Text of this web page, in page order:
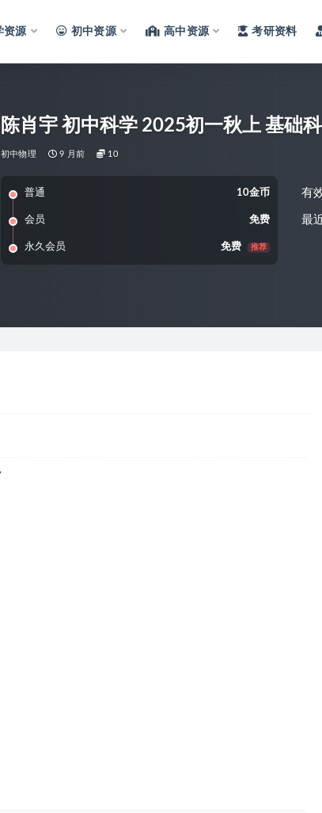
资源 初中资源 高中资源 考研资料
陈肖宇 初中科学 2025初一秋上 基础
初中物理 9 月前 10
普通 10金币
会员 免费
永久会员 免费 推荐
有
最